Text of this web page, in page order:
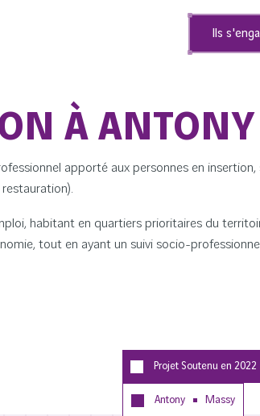
Ils
À ANTONY
apporté aux personnes en insertion,
habitant en quartiers prioritaires du
tout en ayant un suivi socio-
Projet Soutenu en 2022
Antony Massy